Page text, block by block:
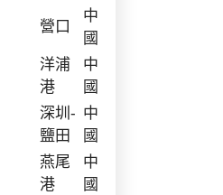
營口
中
國
洋浦
港
中
國
深圳-
鹽田
中
國
燕尾
港
中
國